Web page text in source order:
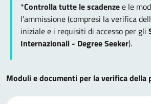
*Controlla tutte le scadenzee le
l'ammissione (compresi la verifica
iniziale e i requisiti di accesso per gli
Internazionali - Degree Seeker).
Moduli e documenti per la verifica della